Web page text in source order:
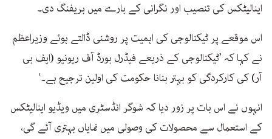
اینالیٹکس کی تنصیب اور نگرانی کے بارے میں بریفنگ دی۔
اس موقعے پر ٹیکنالوجی کی اہمیت پر روشنی ڈالتے ہوئے وزیراعظم
نے کہا کہ ’ٹیکنالوجی کے ذریعے فیڈرل بورڈ آف ریونیو (ایف بی
آر) کی کارکردگی کو بہتر بنانا حکومت کی اولین ترجیح ہے۔‘
انہوں نے اس بات پر زور دیا کہ شوگر انڈسٹری میں ویڈیو اینالیٹکس
کے استعمال سے محصولات کی وصولی میں نمایاں بہتری آئے گی،